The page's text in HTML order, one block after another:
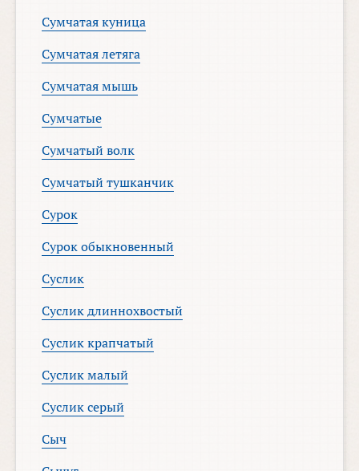
Сумчатая куница
Сумчатая летяга
Сумчатая мышь
Сумчатые
Сумчатый волк
Сумчатый тушканчик
Сурок
Сурок обыкновенный
Суслик
Суслик длиннохвостый
Суслик крапчатый
Суслик малый
Суслик серый
Сыч